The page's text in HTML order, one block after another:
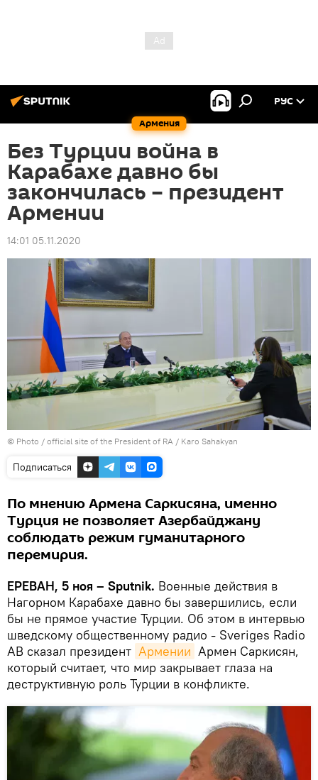
Армения
РУС
Без Турции война в
Карабахе давно бы
закончилась – президент
Армении
14:01 05.11.2020
© Photo / official site of the President of RA / Karo Sahakyan
Подписаться
По мнению Армена Саркисяна, именно
Турция не позволяет Азербайджану
соблюдать режим гуманитарного
перемирия.
ЕРЕВАН, 5 ноя – Sputnik. Военные действия в
Нагорном Карабахе давно бы завершились, если
бы не прямое участие Турции. Об этом в интервью
шведскому общественному радио - Sveriges Radio
AB сказал президент Армении Армен Саркисян,
который считает, что мир закрывает глаза на
деструктивную роль Турции в конфликте.